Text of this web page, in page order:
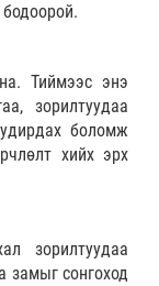
Тиймээс энэ
зорилтуудаа
боломж
хийх эрх
зорилтуудаа
замыг сонгоход